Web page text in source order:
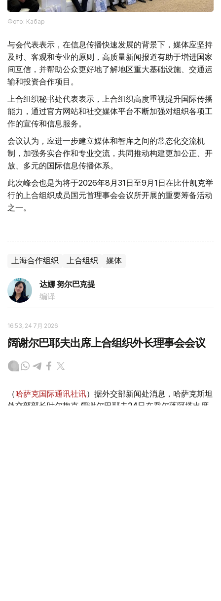
Фото: Кабар
与会代表表示，在信息传播快速发展的背景下，媒体应坚持
及时、客观和专业的原则，高质量新闻报道有助于增进国家
间互信，并帮助公众更好地了解地区重大基础设施、交通运
输和投资合作项目。
上合组织秘书处代表表示，上合组织高度重视提升国际传播
能力，通过官方网站和社交媒体平台不断加强对组织各项工
作的宣传和信息服务。
会议认为，应进一步建立媒体和智库之间的常态化交流机
制，加强务实合作和专业交流，共同推动构建更加公正、开
放、多元的国际信息传播体系。
此次峰会也是为将于2026年8月31日至9月1日在比什凯克举
行的上合组织成员国元首理事会会议所开展的重要筹备活动
之一。
上海合作组织 上合组织 媒体
达娜 努尔巴克提
编译
16:53, 24 7月 2026
阔谢尔巴耶夫出席上合组织外长理事会会议
（哈萨克国际通讯社讯）据外交部新闻处消息，哈萨克斯坦
外交部部长叶尔梅克·阔谢尔巴耶夫24日在乔尔蓬阿塔出席